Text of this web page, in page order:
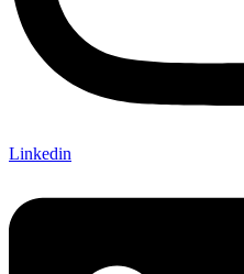
Linkedin